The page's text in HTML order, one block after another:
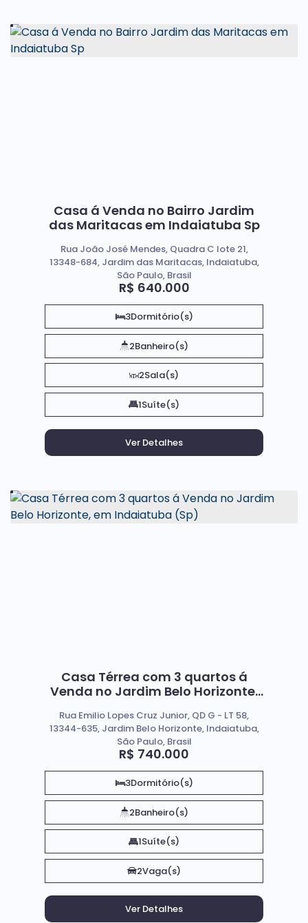
Casa á Venda no Bairro Jardim
das Maritacas em Indaiatuba Sp
R$ 640.000
Rua João José Mendes, Quadra C lote 21,
13348-684, Jardim das Maritacas, Indaiatuba,
São Paulo, Brasil
3Dormitório(s)
2Banheiro(s)
2Sala(s)
1Suíte(s)
Casa Térrea com 3 quartos á
Venda no Jardim Belo Horizonte,
R$ 740.000
Rua Emilio Lopes Cruz Junior, QD G - LT 58,
13344-635, Jardim Belo Horizonte, Indaiatuba,
São Paulo, Brasil
3Dormitório(s)
2Banheiro(s)
1Suíte(s)
2Vaga(s)